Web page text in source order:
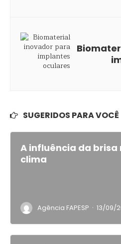
SUGERIDOS PARA VOCÊ
A influência da
clima
Agência FAPESP · 13/09/